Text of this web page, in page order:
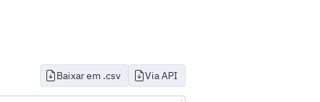
Baixar em .csv Via API